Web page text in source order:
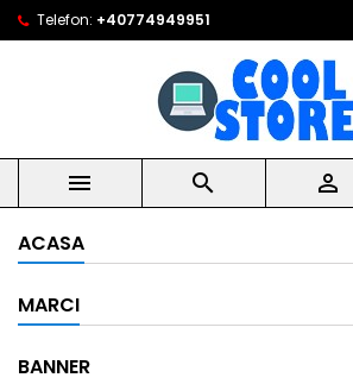
Telefon: +40774949951
  
ACASA
MARCI
BANNER